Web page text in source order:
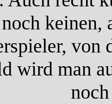
keinen,
von
wird man